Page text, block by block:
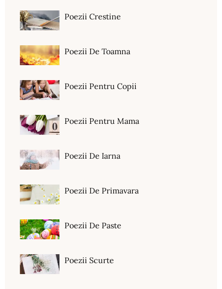
Poezii Crestine
Poezii De Toamna
Poezii Pentru Copii
Poezii Pentru Mama
Poezii De Iarna
Poezii De Primavara
Poezii De Paste
Poezii Scurte